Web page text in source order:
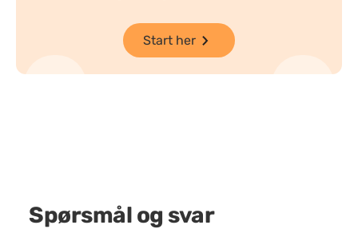
Start her
Spørsmål og svar